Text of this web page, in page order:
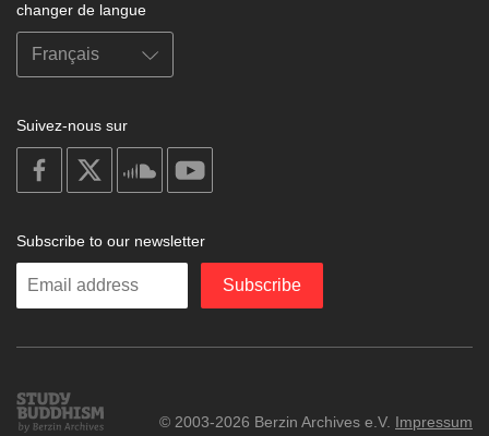
changer de langue
Suivez-nous sur
on
facebook
soundcloud
Subscribe to our newsletter
Enter
Subscribe
Study
Buddhism
© 2003-2026 Berzin Archives e.V. Impressum